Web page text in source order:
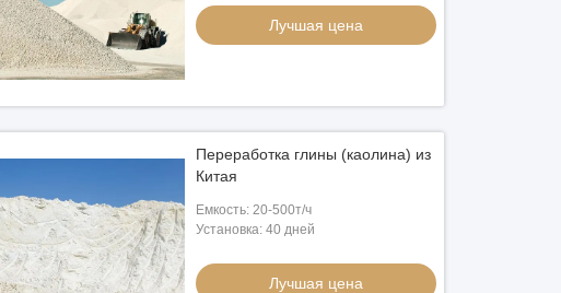
Лучшая цена
Переработка глины (каолина) из
Китая
Емкость: 20-500т/ч
Установка: 40 дней
Лучшая цена